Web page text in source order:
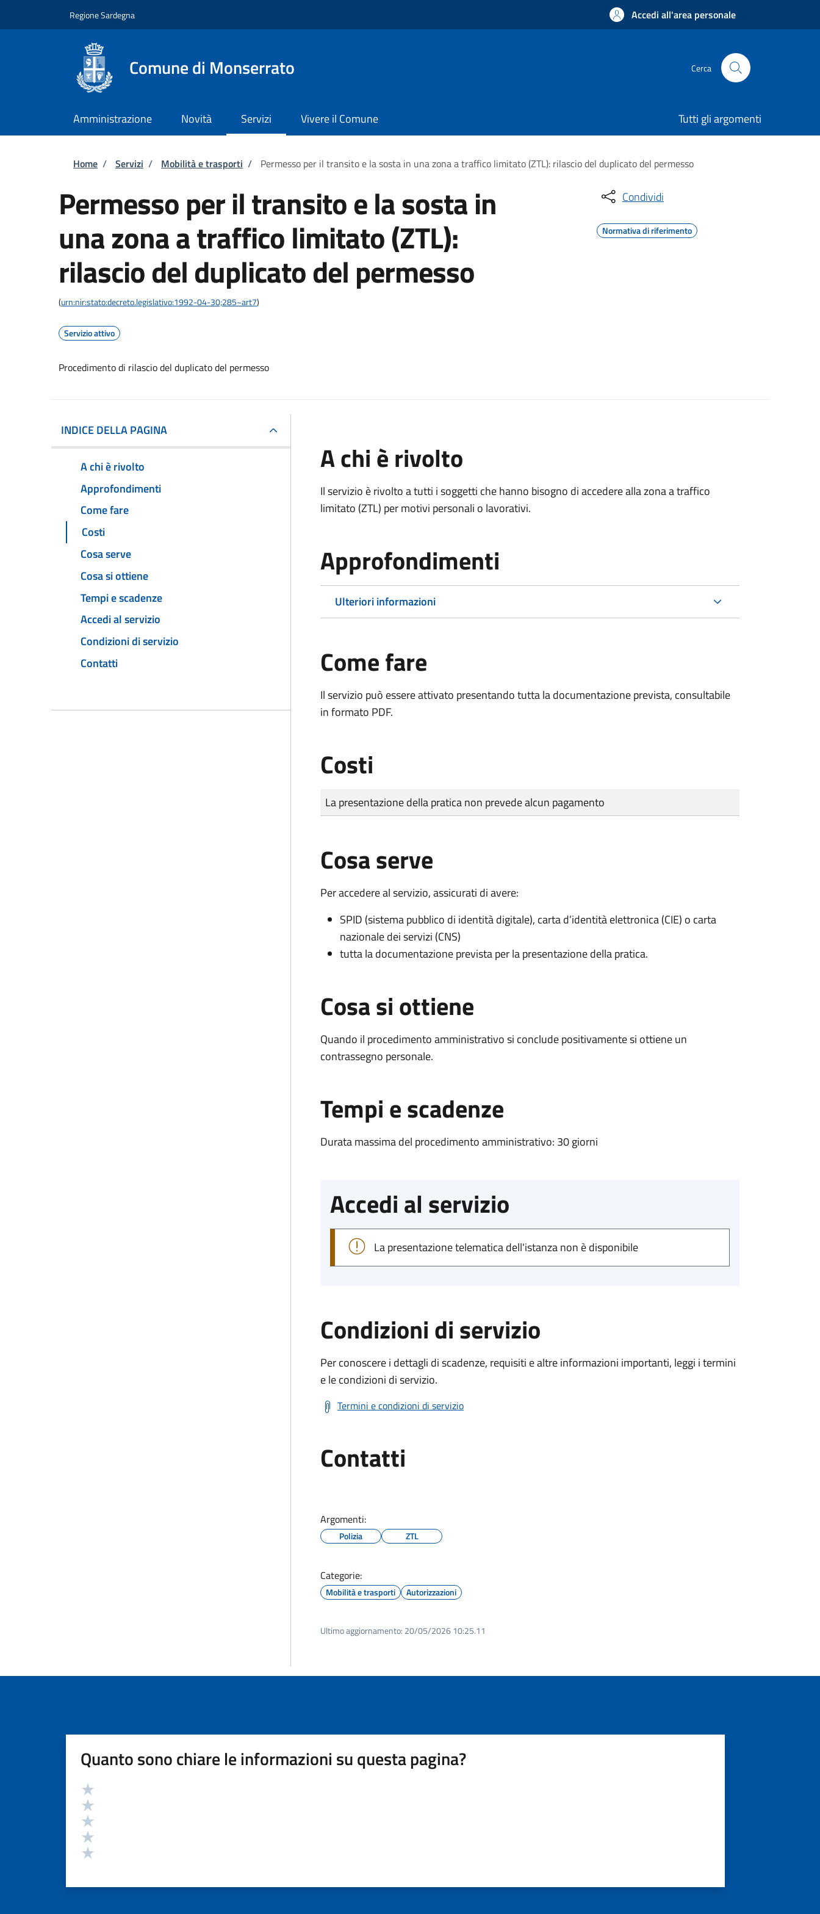
Regione Sardegna Accedi all'area personale
Comune di Monserrato Cerca
Amministrazione Novità Servizi Vivere il Comune Tutti gli argomenti
Briciole di pane
Home / Servizi / Mobilità e trasporti / Permesso per il transito e la sosta in una zona a traffico limitato (ZTL): rilascio del duplicato del permesso
Permesso per il transito e la sosta in
una zona a traffico limitato (ZTL):
rilascio del duplicato del permesso
(urn:nir:stato:decreto.legislativo:1992-04-30;285~art7)
Servizio attivo
Procedimento di rilascio del duplicato del permesso
Condividi
Normativa di riferimento
INDICE DELLA PAGINA
A chi è rivolto
Approfondimenti
Come fare
Costi
Cosa serve
Cosa si ottiene
Tempi e scadenze
Accedi al servizio
Condizioni di servizio
Contatti
A chi è rivolto
Il servizio è rivolto a tutti i soggetti che hanno bisogno di accedere alla zona a traffico
limitato (ZTL) per motivi personali o lavorativi.
Approfondimenti
Ulteriori informazioni
Come fare
Il servizio può essere attivato presentando tutta la documentazione prevista, consultabile
in formato PDF.
Costi
Tipo di pagamento
Importo
La presentazione della pratica non prevede alcun pagamento
Cosa serve
Per accedere al servizio, assicurati di avere:
SPID (sistema pubblico di identità digitale), carta d’identità elettronica (CIE) o carta
nazionale dei servizi (CNS)
tutta la documentazione prevista per la presentazione della pratica.
Cosa si ottiene
Quando il procedimento amministrativo si conclude positivamente si ottiene un
contrassegno personale.
Tempi e scadenze
Durata massima del procedimento amministrativo: 30 giorni
Accedi al servizio
La presentazione telematica dell'istanza non è disponibile
Condizioni di servizio
Per conoscere i dettagli di scadenze, requisiti e altre informazioni importanti, leggi i termini
e le condizioni di servizio.
Termini e condizioni di servizio
Contatti
Argomenti:
Polizia ZTL
Categorie:
Mobilità e trasporti Autorizzazioni
Ultimo aggiornamento: 20/05/2026 10:25.11
Quanto sono chiare le informazioni su questa pagina?
Valutazione